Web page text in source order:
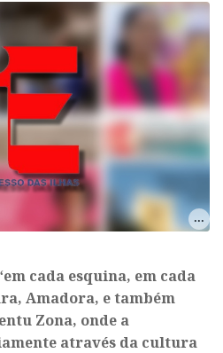
cada esquina, em cada
Amadora, e também
Zona, onde a
através da cultura